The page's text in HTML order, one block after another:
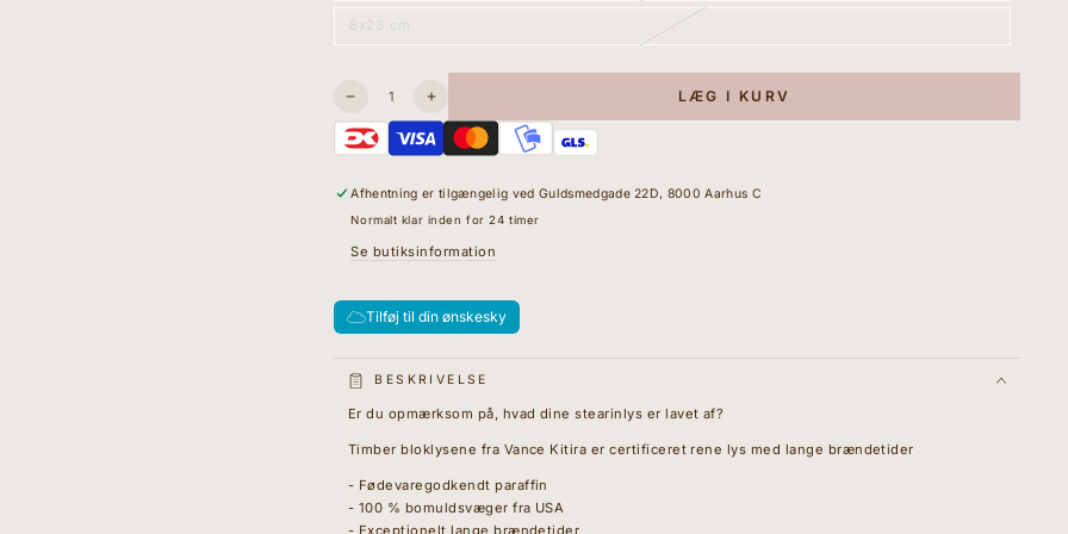
ikke
8x23 cm
Variant
Antal
Sænk
antallet
for
Timber
Allergivenlige
Bloklys
Pink
I18n
Error:
Missing
interpolation
&quot;produkt&quot;
for
mængden
produkt
}}&quot;
LÆG I KURV
Afhentning er tilgængelig ved Guldsmedgade 22D, 8000 Aarhus C
Normalt klar inden for 24 timer
Se butiksinformation
Tilføj til din ønskesky
BESKRIVELSE
Er du opmærksom på, hvad dine stearinlys er lavet af?
Timber bloklysene fra Vance Kitira er certificeret rene lys med lange brændetider
- Fødevaregodkendt paraffin
- 100 % bomuldsvæger fra USA
- Exceptionelt lange brændetider